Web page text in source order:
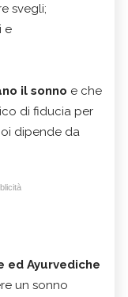
svegli;
e
il sonno e che
di fiducia per
dipende da
ed Ayurvediche
un sonno